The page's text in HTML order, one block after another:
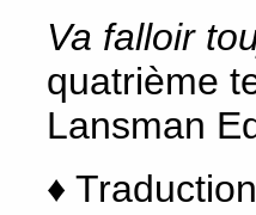
Va falloir
quatrième
Lansman
♦